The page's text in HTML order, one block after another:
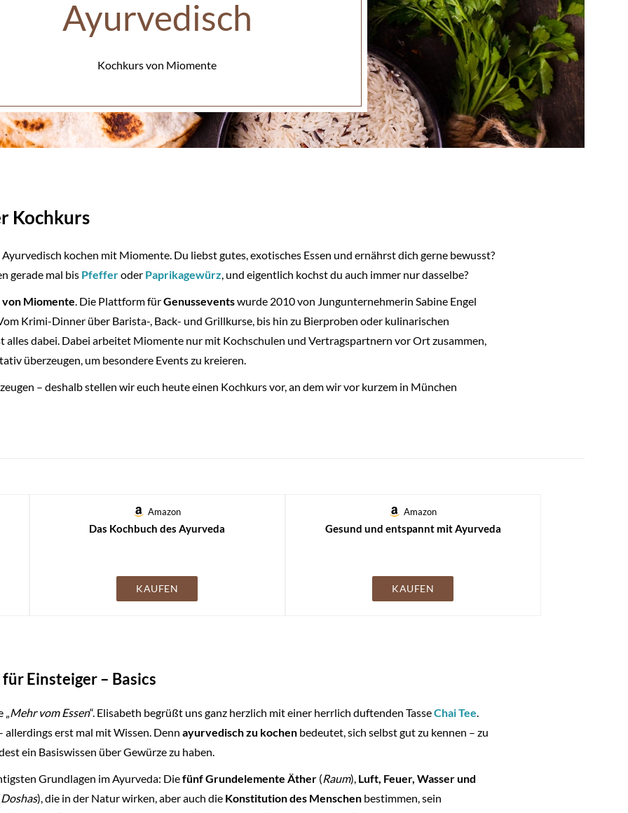
Ayurvedisch
Kochkurs von Miomente
Kochkurs
kochen mit Miomente. Du liebst gutes, exotisches Essen und ernährst dich gerne bewusst?
gerade mal bis Pfefferoder Paprikagewürz , und eigentlich kochst du auch immer nur dasselbe?
Miomente . Die Plattform fürGenusseventswurde 2010 von Jungunternehmerin Sabine Engel
Krimi-Dinner über Barista-, Back- und Grillkurse, bis hin zu Bierproben oder kulinarischen
alles dabei. Dabei arbeitet Miomente nur mit Kochschulen und Vertragspartnern vor Ort zusammen,
überzeugen, um besondere Events zu kreieren.
– deshalb stellen wir euch heute einen Kochkurs vor, an dem wir vor kurzem in München
Amazon
Das Kochbuch des Ayurveda
KAUFEN
Amazon
Gesund und entspannt mit Ayurveda
KAUFEN
Einsteiger – Basics
„Mehr vom Essen“. Elisabeth begrüßt uns ganz herzlich mit einer herrlich duftenden TasseChai Tee.
allerdings erst mal mit Wissen. Denn ayurvedisch zu kochen bedeutet, sich selbst gut zu kennen – zu
ein Basiswissen über Gewürze zu haben.
Grundlagen im Ayurveda: Diefünf Grundelemente Äther (Raum), Luft, Feuer, Wasser und
Doshas), die in der Natur wirken, aber auch die Konstitution des Menschen bestimmen, sein